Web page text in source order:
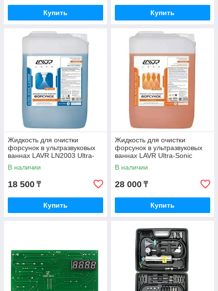
Купить Купить
Жидкость для очистки
форсунок в ультразвуковых
ваннах LAVR LN2003 Ultra-
Sonic Cleaner (5л)
В наличии
18 500 ₸
Купить
Жидкость для очистки
форсунок в ультразвуковых
ваннах LAVR Ultra-Sonic
Cleaner
В наличии
28 000 ₸
Купить